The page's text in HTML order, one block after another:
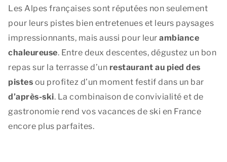
Les Alpes françaises sont réputées non seulement
pour leurs pistes bien entretenues et leurs paysages
impressionnants, mais aussi pour leur ambiance
chaleureuse. Entre deux descentes, dégustez un bon
repas sur la terrasse d’un restaurant au pied des
pistes ou profitez d’un moment festif dans un bar
d’après-ski. La combinaison de convivialité et de
gastronomie rend vos vacances de ski en France
encore plus parfaites.